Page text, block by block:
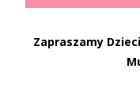
Zapraszamy